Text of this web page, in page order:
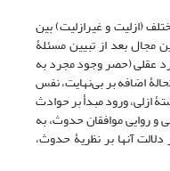
(ازلیت و غیرازلیت) بین
مجال بعد از تبیین مسئلۀ
عقلی (حصر وجود مجرد به
اضافه بر بی‌نهایت، نفس
ازلی، ورود مبدأ بر حوادث
روایی موافقان حدوث، به
دلالت آنها بر نظریۀ حدوث،